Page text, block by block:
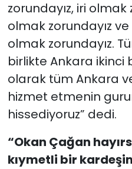
zorundayız, iri olmak
olmak zorundayız
olmak zorundayız.
birlikte Ankara ikinci
olarak tüm Ankara
hizmet etmenin
hissediyoruz” dedi.
“Okan Çağan
kıymetli bir